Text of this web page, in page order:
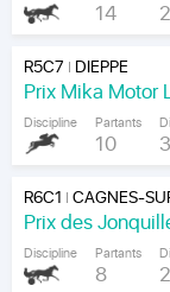
14
R5C7 | DIEPPE
Discipline Partants
10
R6C1 |CAGNES-
Prix des
Discipline Partants
8